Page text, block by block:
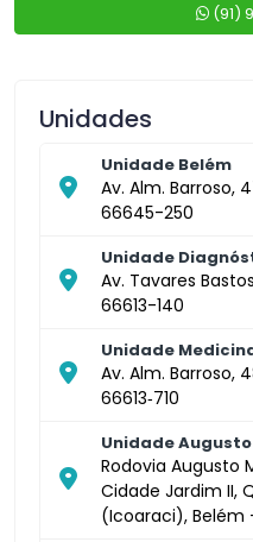
(91)
Unidades
Unidade Belém
Av. Alm. Barroso,
66645-250
Unidade
Av. Tavares
66613-140
Unidade
Av. Alm. Barroso,
66613‑710
Unidade
Rodovia Augusto
Cidade Jardim II,
(Icoaraci), Belém